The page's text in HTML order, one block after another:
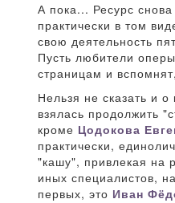
А пока... Ресурс
практически в том
свою деятельность
Пусть любители
страницам и
Нельзя не сказать и
взялась продолжить
кроме Цодокова
практически,
"кашу", привлекая на
иных специалистов,
первых, это Иван